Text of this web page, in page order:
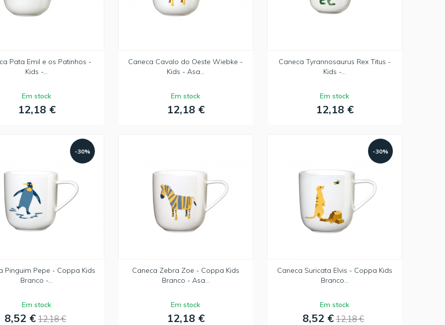
Pata Emil e os Patinhos -
Kids -...
Em stock
12,18 €
Caneca Cavalo do Oeste Wiebke -
Kids - Asa...
Em stock
12,18 €
Caneca Tyrannosaurus Rex Titus -
Kids -...
Em stock
12,18 €
-30%
Pinguim Pepe - Coppa Kids
Branco -...
Em stock
8,52 € 12,18 €
Caneca Zebra Zoe - Coppa Kids
Branco - Asa...
Em stock
12,18 €
-30%
Caneca Suricata Elvis - Coppa Kids
Branco...
Em stock
8,52 € 12,18 €